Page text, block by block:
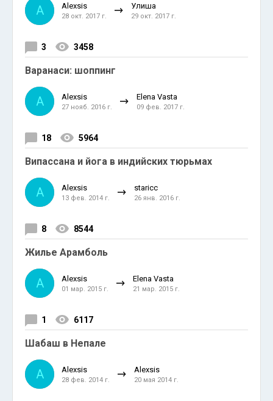
A Alexsis
28 окт. 2017 г.
Улиша
29 окт. 2017 г.
3 3458
Варанаси: шоппинг
A Alexsis
27 нояб. 2016 г.
Elena Vasta
09 фев. 2017 г.
18 5964
Випасcана и йога в индийских тюрьмах
A Alexsis
13 фев. 2014 г.
staricc
26 янв. 2016 г.
8 8544
Жилье Арамболь
A Alexsis
01 мар. 2015 г.
Elena Vasta
21 мар. 2015 г.
1 6117
Шабаш в Непале
A Alexsis
28 фев. 2014 г.
Alexsis
20 мая 2014 г.